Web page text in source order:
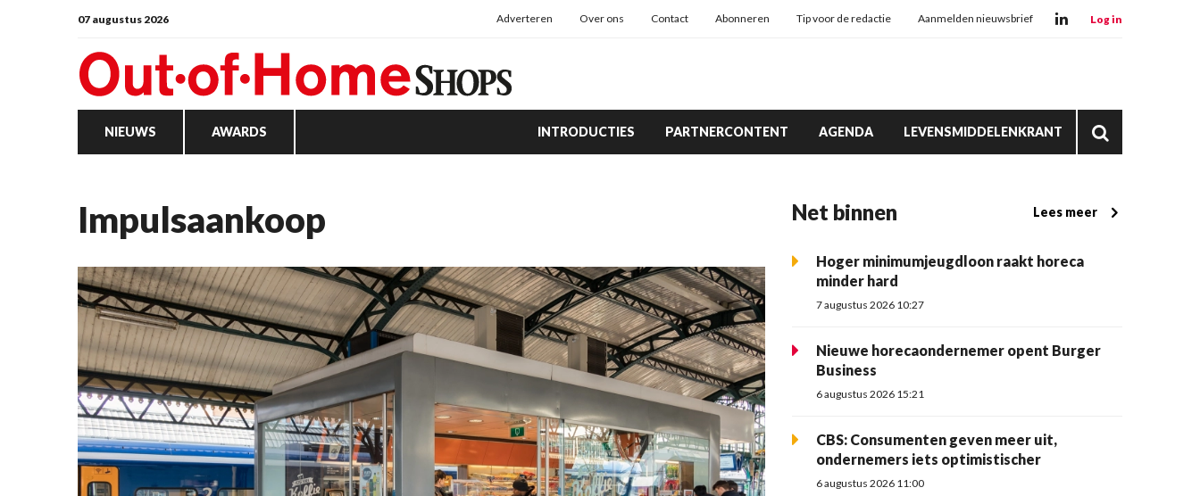
07 augustus 2026 Adverteren Over ons Contact Abonneren Tip voor de redactie Aanmelden nieuwsbrief Log in
NIEUWS AWARDS INTRODUCTIES PARTNERCONTENT AGENDA LEVENSMIDDELENKRANT
impulsaankoop Net binnen Lees meer
Hoger minimumjeugdloon raakt horeca
minder hard
7 augustus 2026 10:27
Nieuwe horecaondernemer opent Burger
Business
6 augustus 2026 15:21
CBS: Consumenten geven meer uit,
ondernemers iets optimistischer
6 augustus 2026 11:00